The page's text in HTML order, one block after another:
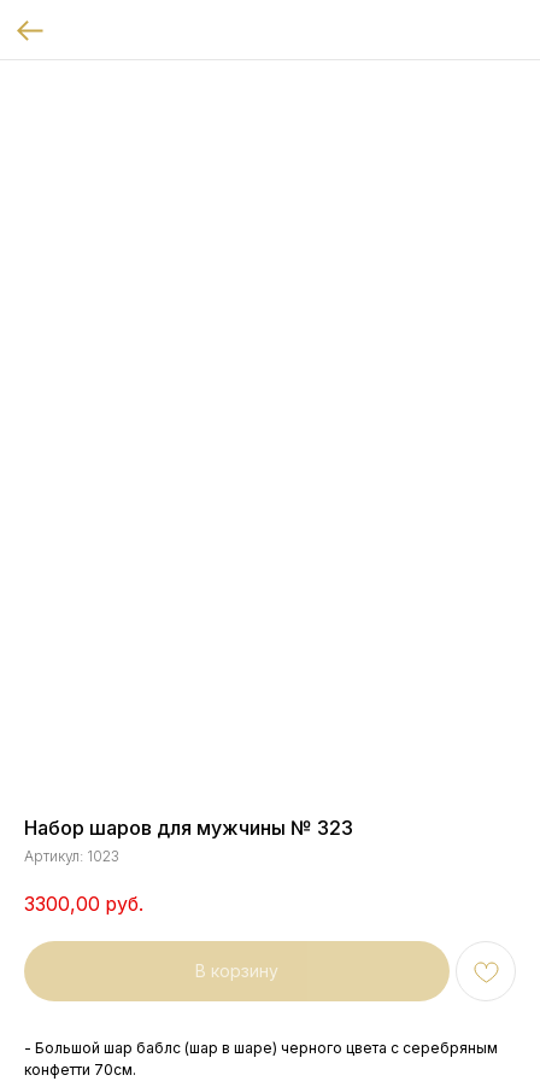
Набор шаров для мужчины № 323
Артикул: 1023
3300,00 руб.
В корзину
- Большой шар баблс (шар в шаре) черного цвета с серебряным
конфетти 70см.